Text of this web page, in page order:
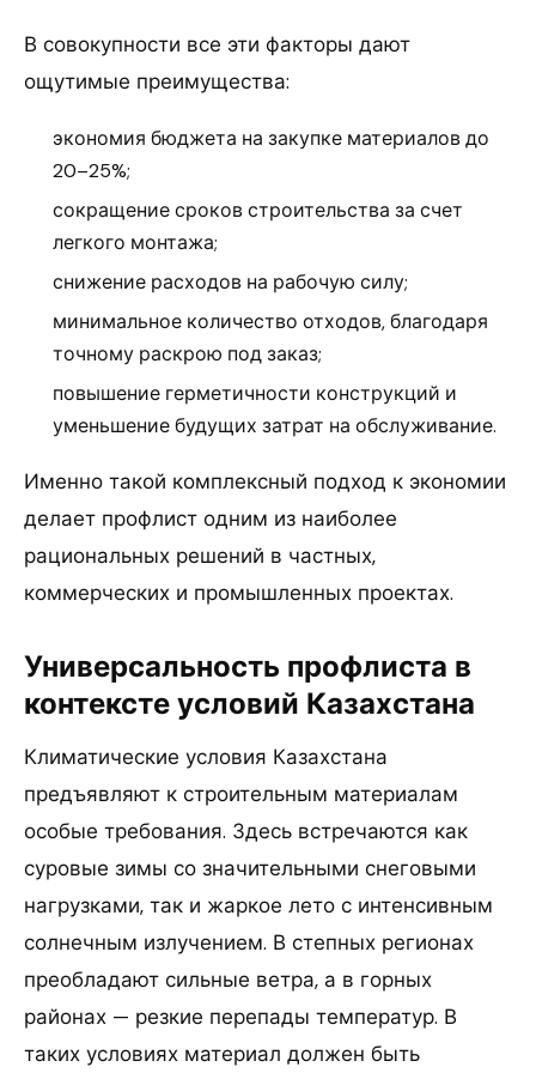
В совокупности все эти факторы дают
ощутимые преимущества:
экономия бюджета на закупке материалов до
20–25%;
сокращение сроков строительства за счет
легкого монтажа;
снижение расходов на рабочую силу;
минимальное количество отходов, благодаря
точному раскрою под заказ;
повышение герметичности конструкций и
уменьшение будущих затрат на обслуживание.
Именно такой комплексный подход к экономии
делает профлист одним из наиболее
рациональных решений в частных,
коммерческих и промышленных проектах.
Универсальность профлиста в
контексте условий Казахстана
Климатические условия Казахстана
предъявляют к строительным материалам
особые требования. Здесь встречаются как
суровые зимы со значительными снеговыми
нагрузками, так и жаркое лето с интенсивным
солнечным излучением. В степных регионах
преобладают сильные ветра, а в горных
районах — резкие перепады температур. В
таких условиях материал должен быть